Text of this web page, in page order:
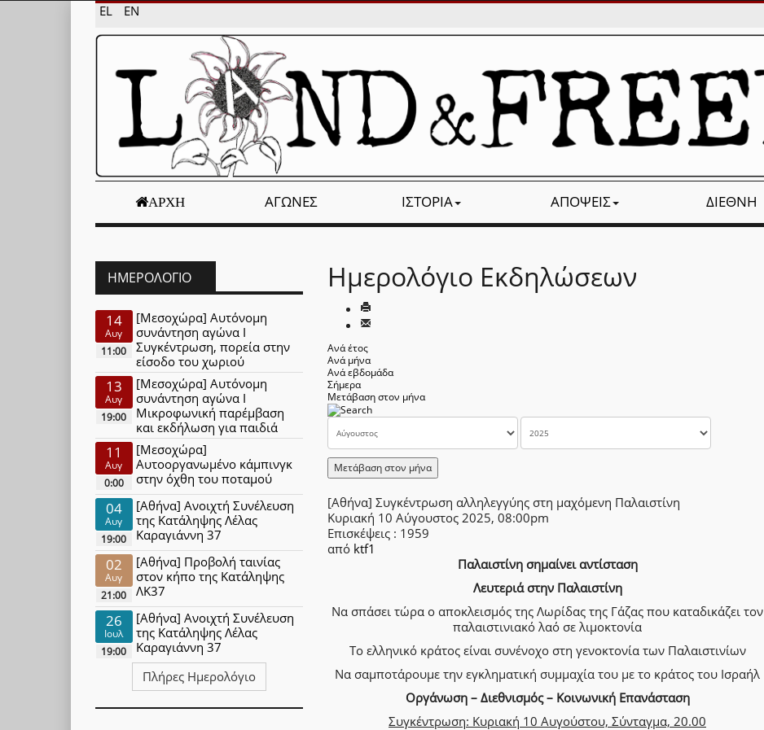
EL EN
ΑΡΧΉ ΑΓΏΝΕΣ ΙΣΤΟΡΊΑ ΑΠΌΨΕΙΣ ΔΙΕΘΝΉ
Ημερολόγιο Εκδηλώσεων
Ανά έτος
Ανά μήνα
Ανά εβδομάδα
Σήμερα
Μετάβαση στον μήνα
Μετάβαση στον μήνα
[Αθήνα] Συγκέντρωση αλληλεγγύης στη μαχόμενη Παλαιστίνη
Κυριακή 10 Αύγουστος 2025, 08:00pm
Επισκέψεις : 1959
από ktf1
Παλαιστίνη σημαίνει αντίσταση
Λευτεριά στην Παλαιστίνη
Να σπάσει τώρα ο αποκλεισμός της Λωρίδας της Γάζας που καταδικάζει τον
παλαιστινιακό λαό σε λιμοκτονία
Το ελληνικό κράτος είναι συνένοχο στη γενοκτονία των Παλαιστινίων
Να σαμποτάρουμε την εγκληματική συμμαχία του με το κράτος του Ισραήλ
Οργάνωση – Διεθνισμός – Κοινωνική Επανάσταση
Συγκέντρωση: Κυριακή 10 Αυγούστου, Σύνταγμα, 20.00
ΗΜΕΡΟΛΌΓΙΟ
14
Αυγ
11:00
[Μεσοχώρα] Αυτόνομη
συνάντηση αγώνα Ι
Συγκέντρωση, πορεία στην
είσοδο του χωριού
13
Αυγ
19:00
[Μεσοχώρα] Αυτόνομη
συνάντηση αγώνα Ι
Μικροφωνική παρέμβαση
και εκδήλωση για παιδιά
11
Αυγ
0:00
[Μεσοχώρα]
Αυτοοργανωμένο κάμπινγκ
στην όχθη του ποταμού
04
Αυγ
19:00
[Αθήνα] Ανοιχτή Συνέλευση
της Κατάληψης Λέλας
Καραγιάννη 37
02
Αυγ
21:00
[Αθήνα] Προβολή ταινίας
στον κήπο της Κατάληψης
ΛΚ37
26
Ιουλ
19:00
[Αθήνα] Ανοιχτή Συνέλευση
της Κατάληψης Λέλας
Καραγιάννη 37
Πλήρες Ημερολόγιο